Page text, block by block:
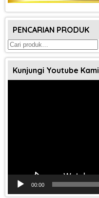
PENCARIAN PRODUK
Pencarian
untuk:
Kunjungi Youtube Kami
00:00